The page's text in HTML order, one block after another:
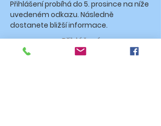
​Přihlášení probíhá do 5. prosince na níže
uvedeném odkazu. Následně
dostanete bližší informace.
Přihlášení